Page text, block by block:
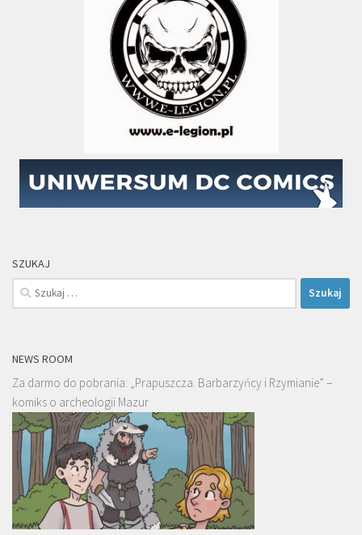
SZUKAJ
Szukaj:
NEWS ROOM
Za darmo do pobrania: „Prapuszcza. Barbarzyńcy i Rzymianie” –
komiks o archeologii Mazur